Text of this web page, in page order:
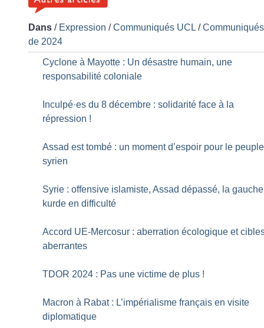
Dans / Expression /Communiqués UCL /Communiqués
de 2024
Cyclone à Mayotte : Un désastre humain, une
responsabilité coloniale
Inculpé·es du 8 décembre : solidarité face à la
répression !
Assad est tombé : un moment d’espoir pour le peuple
syrien
Syrie : offensive islamiste, Assad dépassé, la gauche
kurde en difficulté
Accord UE-Mercosur : aberration écologique et
aberrantes
TDOR 2024 : Pas une victime de plus !
Macron à Rabat : L’impérialisme français en visite
diplomatique